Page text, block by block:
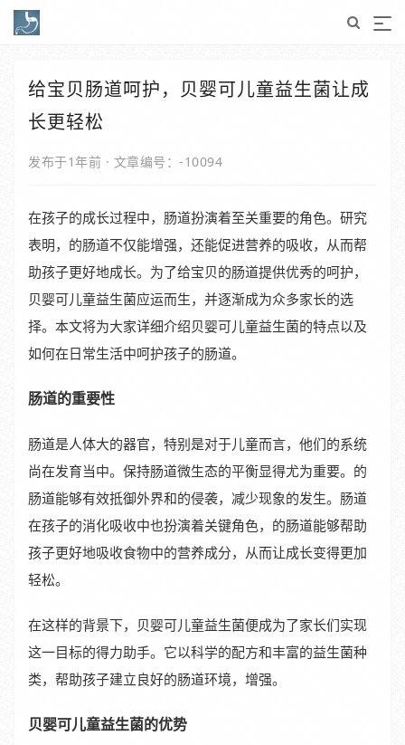
给宝贝肠道呵护，贝婴可儿童益生菌让成
长更轻松
发布于1年前 · 文章编号：-10094
在孩子的成长过程中，肠道扮演着至关重要的角色。研究
表明，的肠道不仅能增强，还能促进营养的吸收，从而帮
助孩子更好地成长。为了给宝贝的肠道提供优秀的呵护，
贝婴可儿童益生菌应运而生，并逐渐成为众多家长的选
择。本文将为大家详细介绍贝婴可儿童益生菌的特点以及
如何在日常生活中呵护孩子的肠道。
肠道的重要性
肠道是人体大的器官，特别是对于儿童而言，他们的系统
尚在发育当中。保持肠道微生态的平衡显得尤为重要。的
肠道能够有效抵御外界和的侵袭，减少现象的发生。肠道
在孩子的消化吸收中也扮演着关键角色，的肠道能够帮助
孩子更好地吸收食物中的营养成分，从而让成长变得更加
轻松。
在这样的背景下，贝婴可儿童益生菌便成为了家长们实现
这一目标的得力助手。它以科学的配方和丰富的益生菌种
类，帮助孩子建立良好的肠道环境，增强。
贝婴可儿童益生菌的优势